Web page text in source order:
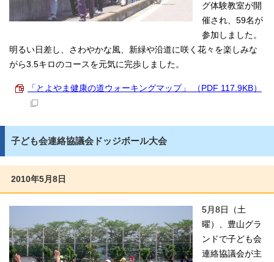
グ体験教室が開
催され、59名が
参加しました。
明るい日差し、さわやかな風、新緑や沿道に咲く花々を楽しみな
がら3.5キロのコースを元気に完歩しました。
「とよやま健康の道ウォーキングマップ」 （PDF 117.9KB）
子ども会連絡協議会ドッジボール大会
2010年5月8日
5月8日（土
曜）、豊山グラ
ンドで子ども会
連絡協議会が主